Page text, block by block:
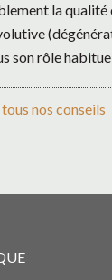
la qualité
son rôle
nos conseils